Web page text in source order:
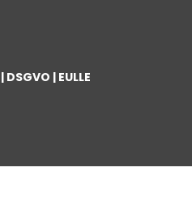
DSGVO | EULLE
Inhalt.